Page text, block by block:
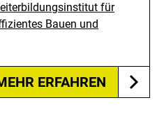
für
Bauen und
ERFAHREN